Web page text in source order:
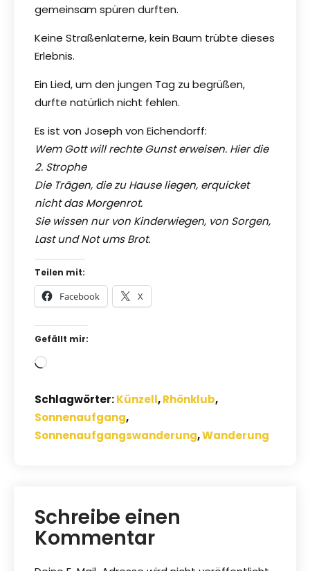
gemeinsam spüren durften.
Keine Straßenlaterne, kein Baum trübte dieses
Erlebnis.
Ein Lied, um den jungen Tag zu begrüßen,
durfte natürlich nicht fehlen.
Es ist von Joseph von Eichendorff:
Wem Gott will rechte Gunst erweisen. Hier die
2. Strophe
Die Trägen, die zu Hause liegen, erquicket
nicht das Morgenrot.
Sie wissen nur von Kinderwiegen, von Sorgen,
Last und Not ums Brot.
Teilen mit:
Facebook X
Gefällt mir:
Wird
Schlagwörter:Künzell,Rhönklub,
Sonnenaufgang,
Sonnenaufgangswanderung,Wanderung
Schreibe einen
Kommentar